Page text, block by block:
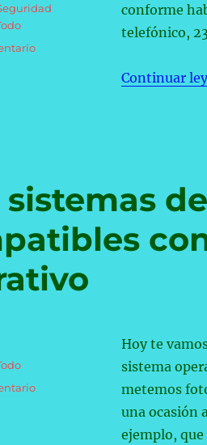
conforme
telefónico,
Continuar
en
que
el
‘vishing’,
pese
a
76%
sistemas
Hoy te
sistema
metemos
una ocasión
ejemplo, que
en